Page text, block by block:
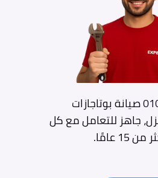
صيانة بوتاجازات
جاهز للتعامل مع كل
عامًا.